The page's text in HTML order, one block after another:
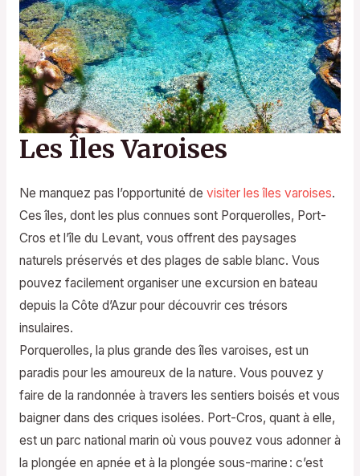
Les Îles Varoises
Ne manquez pas l’opportunité de visiter les îles varoises.
Ces îles, dont les plus connues sont Porquerolles, Port-
Cros et l’île du Levant, vous offrent des paysages
naturels préservés et des plages de sable blanc. Vous
pouvez facilement organiser une excursion en bateau
depuis la Côte d’Azur pour découvrir ces trésors
insulaires.
Porquerolles, la plus grande des îles varoises, est un
paradis pour les amoureux de la nature. Vous pouvez y
faire de la randonnée à travers les sentiers boisés et vous
baigner dans des criques isolées. Port-Cros, quant à elle,
est un parc national marin où vous pouvez vous adonner à
la plongée en apnée et à la plongée sous-marine : c’est